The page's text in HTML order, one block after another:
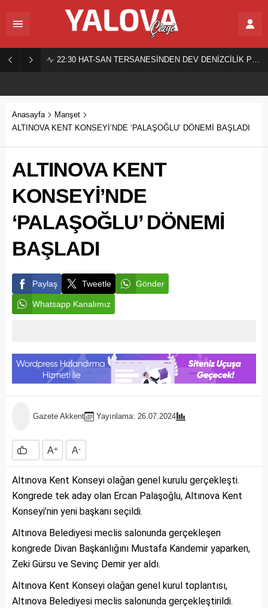
22:30 HAT-SAN TERSANESİNDEN DEV DENİZCİLİK PROJESİ!
Anasayfa
Manşet
ALTINOVA KENT KONSEYİ’NDE ‘PALAŞOĞLU’ DÖNEMİ BAŞLADI
ALTINOVA KENT
KONSEYİ’NDE
‘PALAŞOĞLU’ DÖNEMİ
BAŞLADI
Paylaş Tweetle Gönder
Whatsapp Kanalımız
Gazete Akkent Yayınlama: 26.07.2024
A+ A-
Altınova Kent Konseyi olağan genel kurulu gerçekleşti.
Kongrede tek aday olan Ercan Palaşoğlu, Altınova Kent
Konseyi’nin yeni başkanı seçildi.
Altınova Belediyesi meclis salonunda gerçekleşen
kongrede Divan Başkanlığını Mustafa Kandemir yaparken,
Zeki Gürsu ve Sevinç Demir yer aldı.
Altınova Kent Konseyi olağan genel kurul toplantısı,
Altınova Belediyesi meclis salonunda gerçekleştirildi.